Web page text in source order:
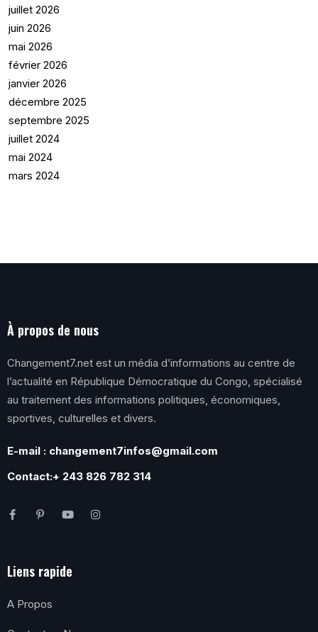
juillet 2026
juin 2026
mai 2026
février 2026
janvier 2026
décembre 2025
septembre 2025
juillet 2024
mai 2024
mars 2024
À propos de nous
Changement7.net est un média d’informations au centre de
l’actualité en République Démocratique du Congo, spécialisé
au traitement des informations politiques, économiques,
sportives, culturelles et divers.
E-mail : changement7infos@gmail.com
Contact:+ 243 826 782 314
Liens rapide
A Propos